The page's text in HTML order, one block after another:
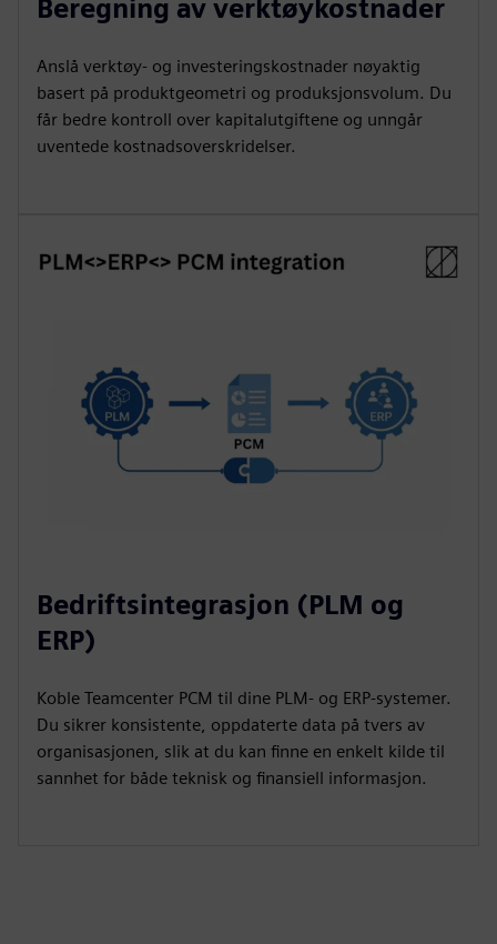
Beregning av verktøykostnader
Anslå verktøy- og investeringskostnader nøyaktig
basert på produktgeometri og produksjonsvolum. Du
får bedre kontroll over kapitalutgiftene og unngår
uventede kostnadsoverskridelser.
Bedriftsintegrasjon (PLM og
ERP)
Koble Teamcenter PCM til dine PLM- og ERP-systemer.
Du sikrer konsistente, oppdaterte data på tvers av
organisasjonen, slik at du kan finne en enkelt kilde til
sannhet for både teknisk og finansiell informasjon.